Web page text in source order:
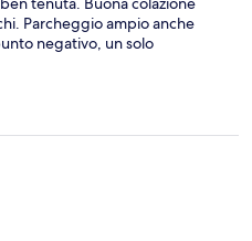
Parcheggio ampio anche
negativo, un solo